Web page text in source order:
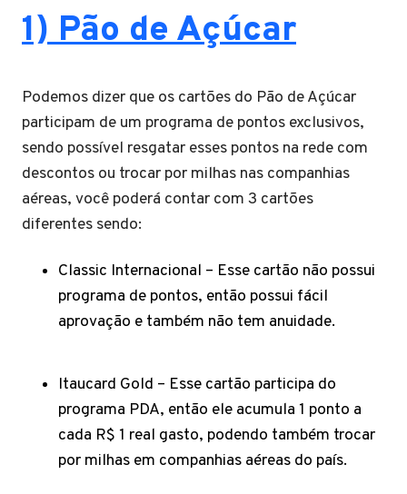
1) Pão de Açúcar
Podemos dizer que os cartões do Pão de Açúcar
participam de um programa de pontos exclusivos,
sendo possível resgatar esses pontos na rede com
descontos ou trocar por milhas nas companhias
aéreas, você poderá contar com 3 cartões
diferentes sendo:
Classic Internacional – Esse cartão não possui
programa de pontos, então possui fácil
aprovação e também não tem anuidade.
Itaucard Gold – Esse cartão participa do
programa PDA, então ele acumula 1 ponto a
cada R$ 1 real gasto, podendo também trocar
por milhas em companhias aéreas do país.